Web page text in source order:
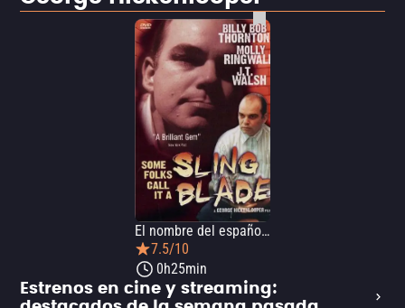
El nombre del español de la película 'Some Folks Call It a Sling Blade' es 'Sling Blade'.
7.5/10
0h25min
Estrenos en cine y streaming: